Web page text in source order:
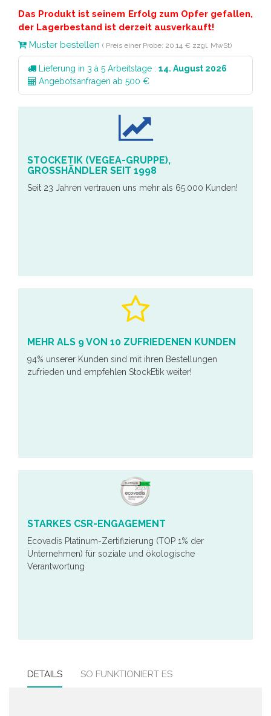
Das Produkt ist seinem Erfolg zum Opfer gefallen,
der Lagerbestand ist derzeit ausverkauft!
Muster bestellen ( Preis einer Probe: 20,14 € zzgl. MwSt)
Lieferung in 3 à 5 Arbeitstage : 14. August 2026
Angebotsanfragen ab 500 €
STOCKETIK (VEGEA-GRUPPE),
GROSSHÄNDLER SEIT 1998
Seit 23 Jahren vertrauen uns mehr als 65.000 Kunden!
MEHR ALS 9 VON 10 ZUFRIEDENEN KUNDEN
94% unserer Kunden sind mit ihren Bestellungen
zufrieden und empfehlen StockEtik weiter!
STARKES CSR-ENGAGEMENT
Ecovadis Platinum-Zertifizierung (TOP 1% der
Unternehmen) für soziale und ökologische
Verantwortung
DETAILS SO FUNKTIONIERT ES